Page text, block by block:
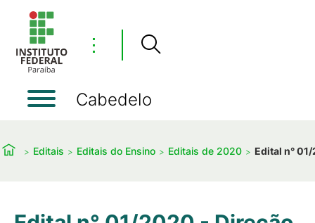
⋮
Cabedelo
Editais Editais do Ensino Editais de 2020 Edital n°